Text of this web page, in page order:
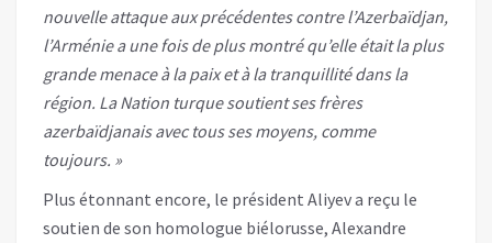
nouvelle attaque aux précédentes contre l’Azerbaïdjan,
l’Arménie a une fois de plus montré qu’elle était la plus
grande menace à la paix et à la tranquillité dans la
région. La Nation turque soutient ses frères
azerbaïdjanais avec tous ses moyens, comme
toujours. »
Plus étonnant encore, le président Aliyev a reçu le
soutien de son homologue biélorusse, Alexandre